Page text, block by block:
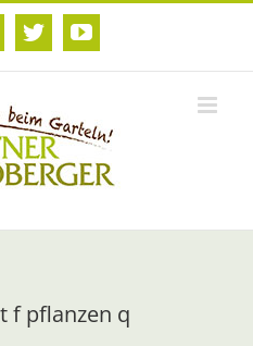
TwitterYouTube
f pflanzen q